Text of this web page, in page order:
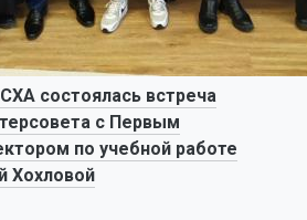
состоялась встреча
с Первым
по учебной работе
Хохловой